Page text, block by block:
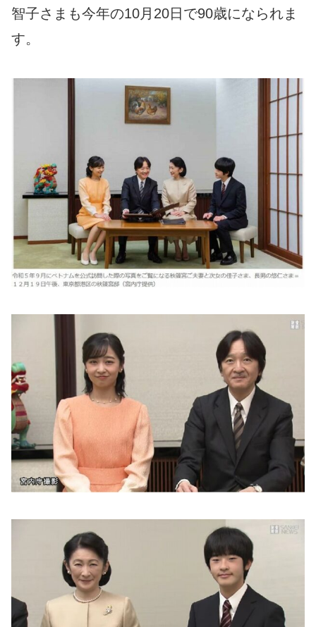
智子さまも今年の10月20日で90歳になられま
す。